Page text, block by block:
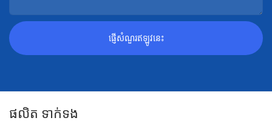
ផ្ញើសំណួរឥឡូវនេះ
ផលិត ទាក់ទង